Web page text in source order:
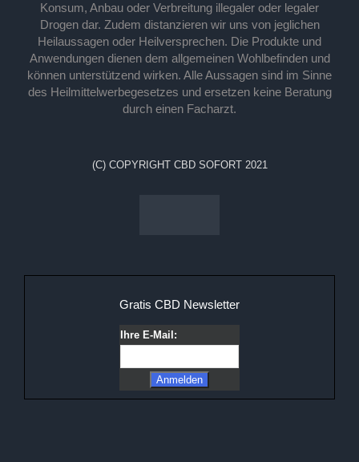
Konsum, Anbau oder Verbreitung illegaler oder legaler
Drogen dar. Zudem distanzieren wir uns von jeglichen
Heilaussagen oder Heilversprechen. Die Produkte und
Anwendungen dienen dem allgemeinen Wohlbefinden und
können unterstützend wirken. Alle Aussagen sind im Sinne
des Heilmittelwerbegesetzes und ersetzen keine Beratung
durch einen Facharzt.
(C) COPYRIGHT CBD SOFORT 2021
Gratis CBD Newsletter
Ihre E-Mail: